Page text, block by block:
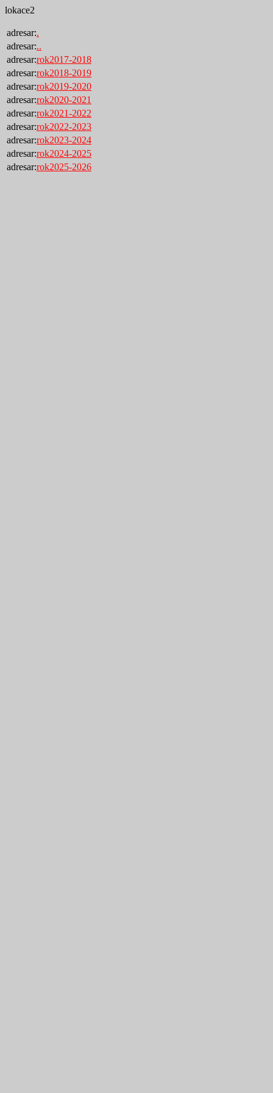
lokace2
adresar:.
adresar:..
adresar:rok2017-2018
adresar:rok2018-2019
adresar:rok2019-2020
adresar:rok2020-2021
adresar:rok2021-2022
adresar:rok2022-2023
adresar:rok2023-2024
adresar:rok2024-2025
adresar:rok2025-2026